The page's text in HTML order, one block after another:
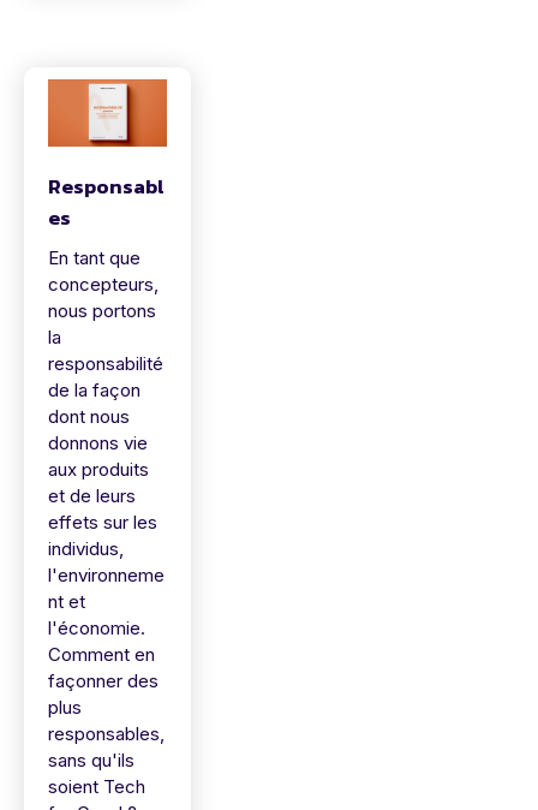
Responsabl
es
En tant que
concepteurs,
nous portons
la
responsabilité
de la façon
dont nous
donnons vie
aux produits
et de leurs
effets sur les
individus,
l'environneme
nt et
l'économie.
Comment en
façonner des
plus
responsables,
sans qu'ils
soient Tech